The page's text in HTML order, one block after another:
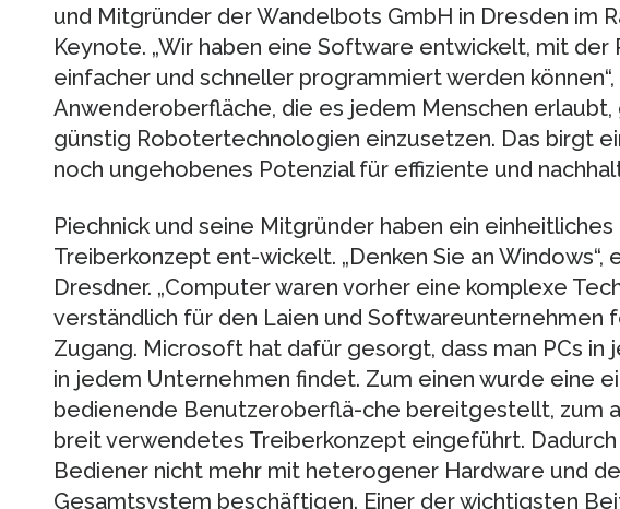
und Mitgründer der Wandelbots GmbH in Dresden im
Keynote. „Wir haben eine Software entwickelt, mit der
einfacher und schneller programmiert werden
Anwenderoberfläche, die es jedem Menschen erlaubt,
günstig Robotertechnologien einzusetzen. Das birgt
noch ungehobenes Potenzial für effiziente und
Piechnick und seine Mitgründer haben ein
Treiberkonzept ent-wickelt. „Denken Sie an
Dresdner. „Computer waren vorher eine komplexe
verständlich für den Laien und Softwareunternehmen
Zugang. Microsoft hat dafür gesorgt, dass man PCs in
in jedem Unternehmen findet. Zum einen wurde eine
bedienende Benutzeroberflä-che bereitgestellt, zum
breit verwendetes Treiberkonzept eingeführt.
Bediener nicht mehr mit heterogener Hardware und
Gesamtsystem beschäftigen. Einer der wichtigsten